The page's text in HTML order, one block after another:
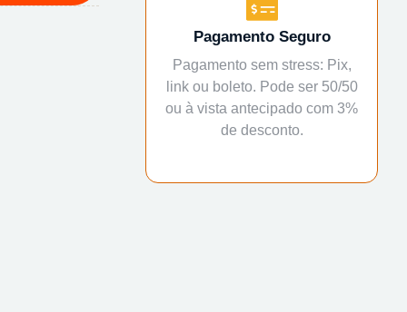
Pagamento Seguro
Pagamento sem stress: Pix,
link ou boleto. Pode ser 50/50
ou à vista antecipado com 3%
de desconto.